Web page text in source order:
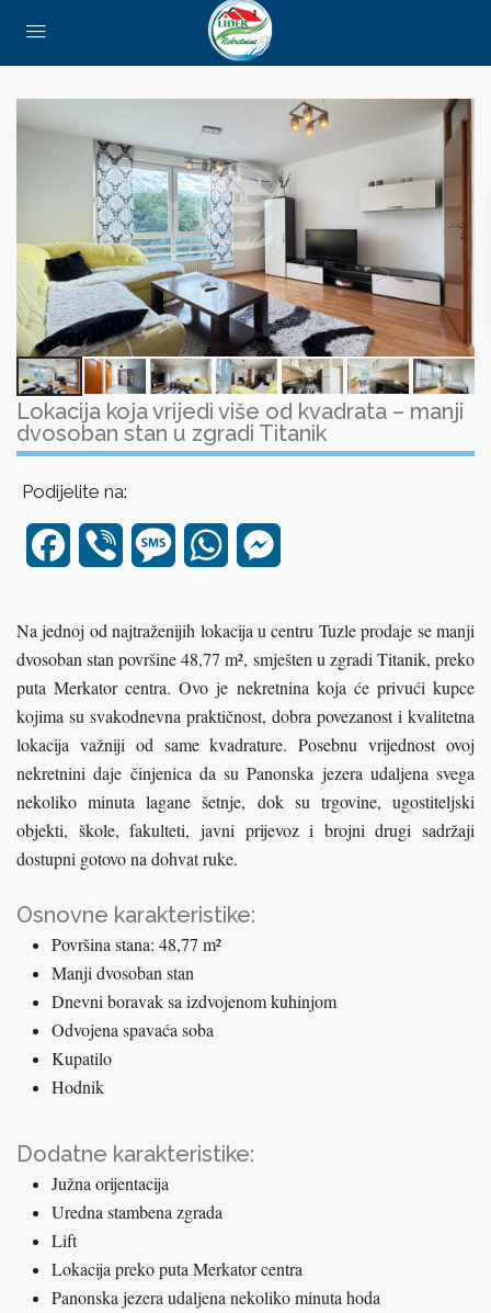
Lokacija koja vrijedi više od kvadrata – manji
dvosoban stan u zgradi Titanik
Podijelite na:
Facebook
Viber MessageWhatsApp
Na jednoj od najtraženijih lokacija u centru Tuzle prodaje se manji
dvosoban stan površine 48,77 m², smješten u zgradi Titanik, preko
puta Merkator centra. Ovo je nekretnina koja će privući kupce
kojima su svakodnevna praktičnost, dobra povezanost i kvalitetna
lokacija važniji od same kvadrature. Posebnu vrijednost ovoj
nekretnini daje činjenica da su Panonska jezera udaljena svega
nekoliko minuta lagane šetnje, dok su trgovine, ugostiteljski
objekti, škole, fakulteti, javni prijevoz i brojni drugi sadržaji
dostupni gotovo na dohvat ruke.
Osnovne karakteristike:
Površina stana: 48,77 m²
Manji dvosoban stan
Dnevni boravak sa izdvojenom kuhinjom
Odvojena spavaća soba
Kupatilo
Hodnik
Dodatne karakteristike:
Južna orijentacija
Uredna stambena zgrada
Lift
Lokacija preko puta Merkator centra
Panonska jezera udaljena nekoliko minuta hoda